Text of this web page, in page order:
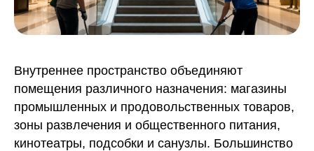
Внутреннее пространство объединяют
помещения различного назначения: магазины
промышленных и продовольственных товаров,
зоны развлечения и общественного питания,
кинотеатры, подсобки и санузлы. Большинство